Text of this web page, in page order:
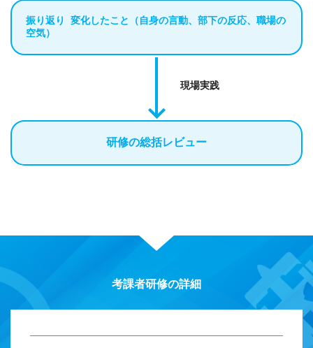
振り返り 変化したこと（自身の言動、部下の反応、職場の
空気）
現場実践
研修の総括レビュー
考課者研修の詳細